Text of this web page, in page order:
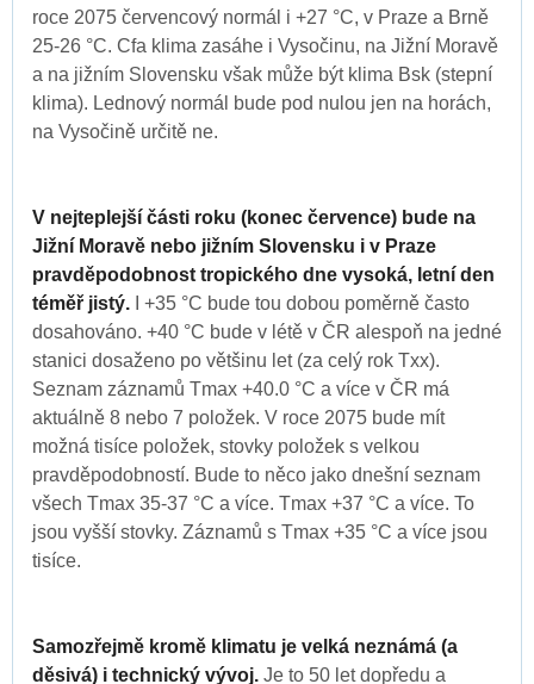
roce 2075 červencový normál i +27 °C, v Praze a Brně
25-26 °C. Cfa klima zasáhe i Vysočinu, na Jižní Moravě
a na jižním Slovensku však může být klima Bsk (stepní
klima). Lednový normál bude pod nulou jen na horách,
na Vysočině určitě ne.
V nejteplejší části roku (konec července) bude na
Jižní Moravě nebo jižním Slovensku i v Praze
pravděpodobnost tropického dne vysoká, letní den
téměř jistý. I +35 °C bude tou dobou poměrně často
dosahováno. +40 °C bude v létě v ČR alespoň na jedné
stanici dosaženo po většinu let (za celý rok Txx).
Seznam záznamů Tmax +40.0 °C a více v ČR má
aktuálně 8 nebo 7 položek. V roce 2075 bude mít
možná tisíce položek, stovky položek s velkou
pravděpodobností. Bude to něco jako dnešní seznam
všech Tmax 35-37 °C a více. Tmax +37 °C a více. To
jsou vyšší stovky. Záznamů s Tmax +35 °C a více jsou
tisíce.
Samozřejmě kromě klimatu je velká neznámá (a
děsivá) i technický vývoj. Je to 50 let dopředu a